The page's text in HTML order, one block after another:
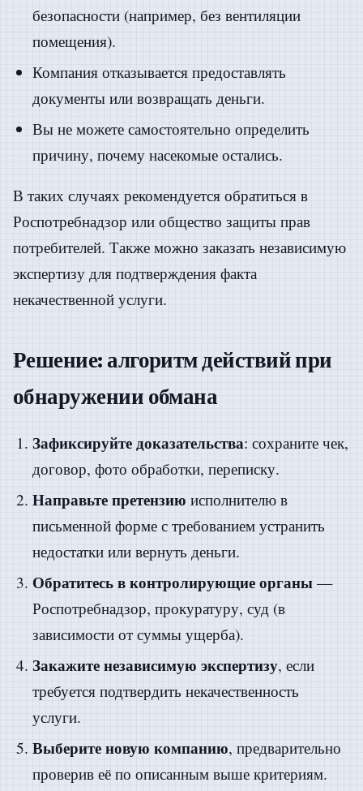
безопасности (например, без вентиляции
помещения).
Компания отказывается предоставлять
документы или возвращать деньги.
Вы не можете самостоятельно определить
причину, почему насекомые остались.
В таких случаях рекомендуется обратиться в
Роспотребнадзор или общество защиты прав
потребителей. Также можно заказать независимую
экспертизу для подтверждения факта
некачественной услуги.
Решение: алгоритм действий при
обнаружении обмана
Зафиксируйте доказательства: сохраните чек,
договор, фото обработки, переписку.
Направьте претензию исполнителю в
письменной форме с требованием устранить
недостатки или вернуть деньги.
Обратитесь в контролирующие органы —
Роспотребнадзор, прокуратуру, суд (в
зависимости от суммы ущерба).
Закажите независимую экспертизу, если
требуется подтвердить некачественность
услуги.
Выберите новую компанию, предварительно
проверив её по описанным выше критериям.